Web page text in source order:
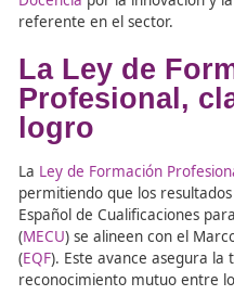
Un ejemplo destacado
de
DAC Docencia , un
movilidad segura y
Segura y Sostenibleestá
estudiantes en las
española con los
Docencia por la
referente en el sector.
La Ley de